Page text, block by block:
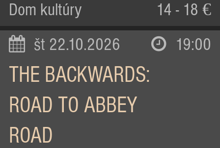
Dom kultúry 14 - 18 €
št 22.10.2026 19:00
THE BACKWARDS:
ROAD TO ABBEY
ROAD